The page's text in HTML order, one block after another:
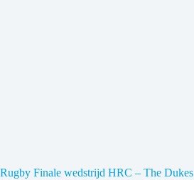
Rugby Finale wedstrijd HRC – The Dukes